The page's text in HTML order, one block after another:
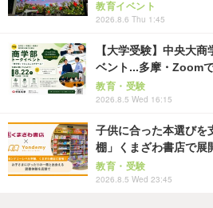
教育イベント
2026.8.6 Thu 1:45
【大学受験】中央大
ベント...多摩・Zoom
教育・受験
2026.8.5 Wed 16:15
子供に合った本選びを
棚」くまざわ書店で展
教育・受験
2026.8.5 Wed 23:45